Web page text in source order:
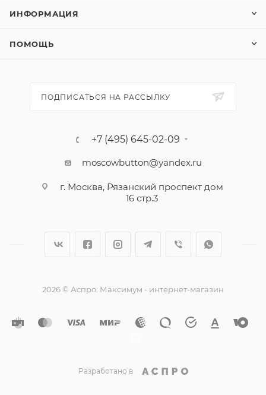
ИНФОРМАЦИЯ
ПОМОЩЬ
ПОДПИСАТЬСЯ НА РАССЫЛКУ
+7 (495) 645-02-09
moscowbutton@yandex.ru
г. Москва, Рязанский проспект дом
16 стр.3
2026 © Аспро: Максимум - интернет-магазин
Разработано в